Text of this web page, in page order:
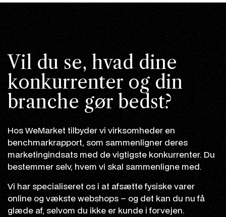
Vil du se, hvad dine
konkurrenter og din
branche gør bedst?
Hos WeMarket tilbyder vi virksomheder en
benchmarkrapport, som sammenligner deres
marketingindsats med de vigtigste konkurrenter. Du
bestemmer selv, hvem vi skal sammenligne med.
Vi har specialiseret os i at afsætte fysiske varer
online og vækste webshops – og det kan du nu få
glæde af, selvom du ikke er kunde i forvejen.